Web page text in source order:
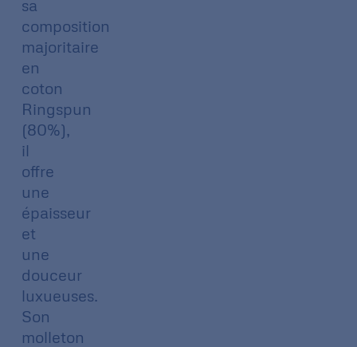
sa
composition
majoritaire
en
coton
Ringspun
(80%),
il
offre
une
épaisseur
et
une
douceur
luxueuses.
Son
molleton